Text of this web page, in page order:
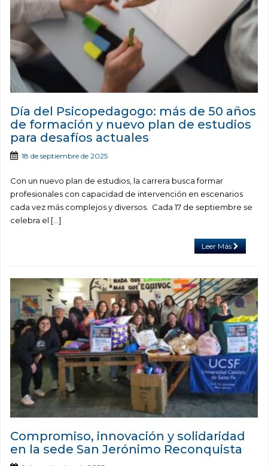
Día del Psicopedagogo: más de 50 años
de formación y nuevo plan de estudios
para desafíos actuales
18 de septiembre de 2025
Con un nuevo plan de estudios, la carrera busca formar
profesionales con capacidad de intervención en escenarios
cada vez más complejos y diversos. Cada 17 de septiembre se
celebra el […]
Leer Más
Compromiso, innovación y solidaridad
en la sede San Jerónimo Reconquista